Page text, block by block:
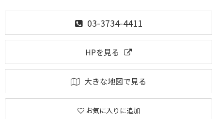
03-3734-4411
HPを見る
大きな地図で見る
お気に入りに追加